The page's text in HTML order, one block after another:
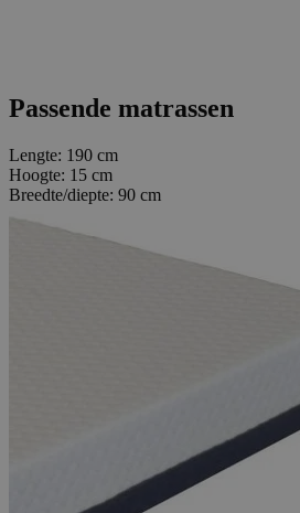
Passende matrassen
Lengte: 190 cm
Hoogte: 15 cm
Breedte/diepte: 90 cm